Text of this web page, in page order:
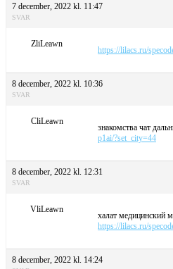
7 december, 2022 kl. 11:47
SVAR
ZliLeawn
https://lilacs.ru/
8 december, 2022 kl. 10:36
SVAR
CliLeawn
знакомства чат
p1ai/?set_city=44
8 december, 2022 kl. 12:31
SVAR
VliLeawn
халат медицинский
https://lilacs.ru/
8 december, 2022 kl. 14:24